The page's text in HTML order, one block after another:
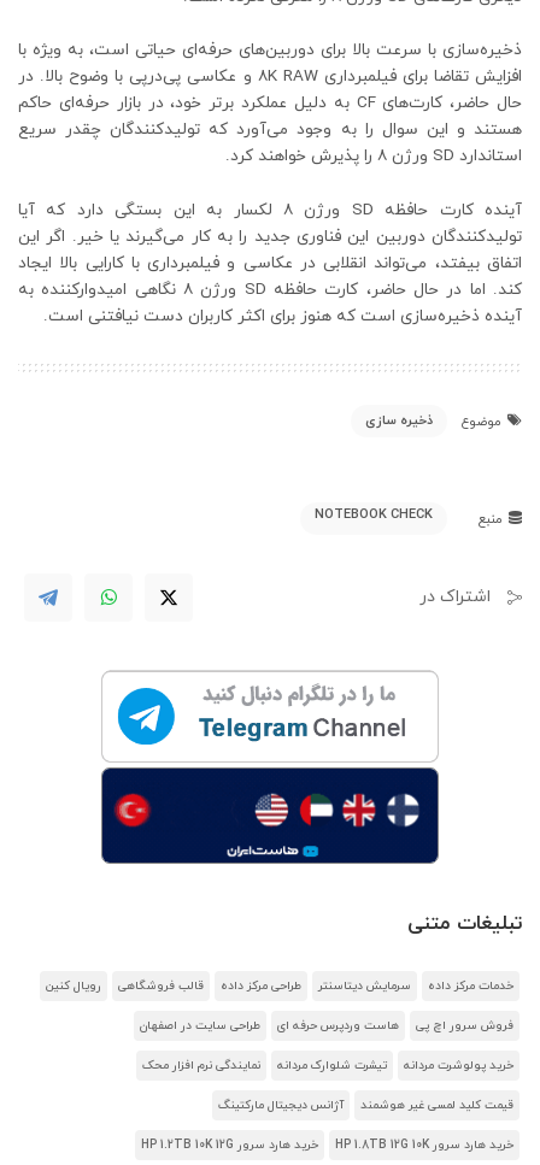
ذخیره‌سازی با سرعت بالا برای دوربین‌های حرفه‌ای حیاتی است، به ویژه با
افزایش تقاضا برای فیلمبرداری ۸K RAW و عکاسی پی‌درپی با وضوح بالا. در
حال حاضر، کارت‌های CF به دلیل عملکرد برتر خود، در بازار حرفه‌ای حاکم
هستند و این سوال را به وجود می‌آورد که تولیدکنندگان چقدر سریع
استاندارد SD ورژن ۸ را پذیرش خواهند کرد.
آینده کارت حافظه SD ورژن ۸ لکسار به این بستگی دارد که آیا
تولیدکنندگان دوربین این فناوری جدید را به کار می‌گیرند یا خیر. اگر این
اتفاق بیفتد، می‌تواند انقلابی در عکاسی و فیلمبرداری با کارایی بالا ایجاد
کند. اما در حال حاضر، کارت حافظه SD ورژن ۸ نگاهی امیدوارکننده به
آینده ذخیره‌سازی است که هنوز برای اکثر کاربران دست نیافتنی است.
موضوع ذخیره سازی
منبع NOTEBOOK CHECK
اشتراک در
تبلیغات متنی
خدمات مرکز داده سرمایش دیتاسنتر طراحی مرکز داده قالب فروشگاهی رویال کنین
فروش سرور اچ پی هاست وردپرس حرفه ای طراحی سایت در اصفهان
خرید پولوشرت مردانه تیشرت شلوارک مردانه نمایندگی نرم افزار محک
قیمت کلید لمسی غیر هوشمند آژانس دیجیتال مارکتینگ
خرید هارد سرور HP 1.8TB 12G 10K خرید هارد سرور HP 1.2TB 10K 12G